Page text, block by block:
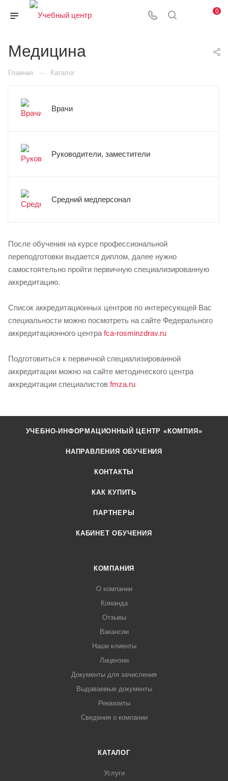
0
Медицина
Главная — Каталог
Врачи
Руководители, заместители
Средний медперсонал
После обучения на курсе профессиональной
переподготовки выдается диплом, далее нужно
самостоятельно пройти первичную специализированную
аккредитацию.
Список аккредитационных центров по интересующей Вас
специальности можно посмотреть на сайте Федерального
аккредитационного центра fca-rosminzdrav.ru
Подготовиться к первичной специализированной
аккредитации можно на сайте методического центра
аккредитации специалистов fmza.ru
УЧЕБНО-ИНФОРМАЦИОННЫЙ ЦЕНТР «КОМПИЯ»
НАПРАВЛЕНИЯ ОБУЧЕНИЯ
КОНТАКТЫ
КАК КУПИТЬ
ПАРТНЕРЫ
КАБИНЕТ ОБУЧЕНИЯ
КОМПАНИЯ
О компании
Команда
Отзывы
Вакансии
Наши клиенты
Лицензии
Документы для зачисления
Выдаваемые документы
Реквизиты
Сведения о компании
КАТАЛОГ
Услуги